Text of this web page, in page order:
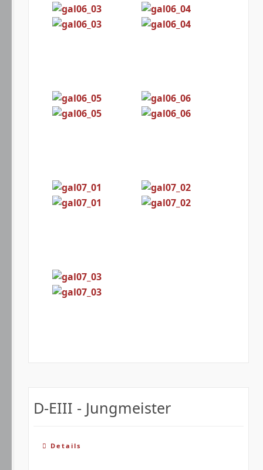
D-EIII - Jungmeister
Details